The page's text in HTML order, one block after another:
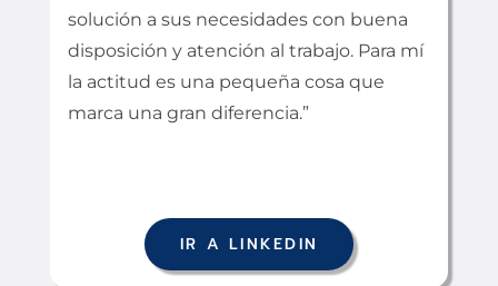
solución a sus necesidades con buena
disposición y atención al trabajo. Para mí
la actitud es una pequeña cosa que
marca una gran diferencia.”
IR A LINKEDIN